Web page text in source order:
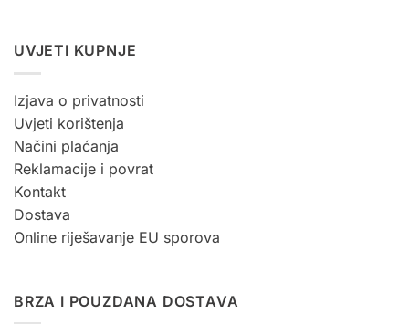
UVJETI KUPNJE
Izjava o privatnosti
Uvjeti korištenja
Načini plaćanja
Reklamacije i povrat
Kontakt
Dostava
Online riješavanje EU sporova
BRZA I POUZDANA DOSTAVA